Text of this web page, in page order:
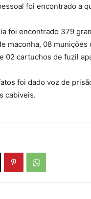
foi encontrado a
foi encontrado 379
maconha, 08
02 cartuchos de fuzil
foi dado voz de
cabíveis.